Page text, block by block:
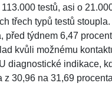
testů, asi o
třech typů testů
před týdnem 6,47
kvůli možnému
diagnostické indikace,
30,96 na 31,69